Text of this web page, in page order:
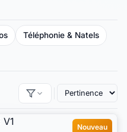
Téléphonie & Natels
Nouveau